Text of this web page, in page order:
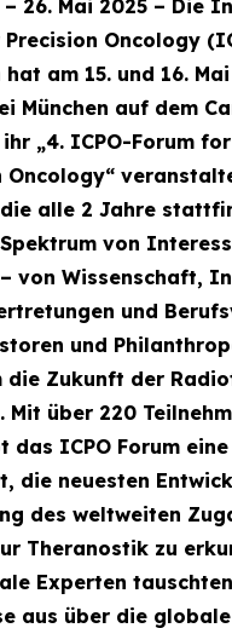
26. Mai 2025 – Die
Oncology
am 15. und 16.
München auf dem
„4. ICPO-Forum
Oncology“
die alle 2 Jahre
von
von Wissenschaft,
und
und
die Zukunft der
Mit über 220
das ICPO Forum
die neuesten
des weltweiten
Theranostik zu
Experten
aus über die